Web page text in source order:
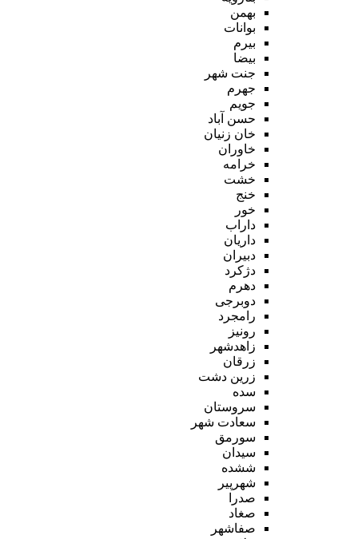
بهمن
بوانات
بیرم
بیضا
جنت شهر
جهرم
جویم
حسن آباد
خان زنیان
خاوران
خرامه
خشت
خنج
خور
داراب
داریان
دبیران
دژکرد
دهرم
دوبرجی
رامجرد
رونیز
زاهدشهر
زرقان
زرین دشت
سده
سروستان
سعادت شهر
سورمق
سیدان
ششده
شهرپیر
صدرا
صغاد
صفاشهر